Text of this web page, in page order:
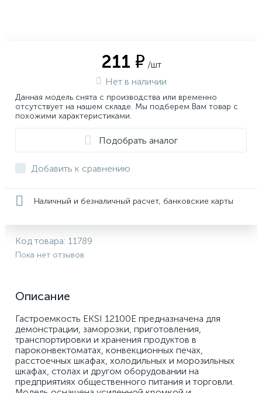
211 ₽ /шт
Нет в наличии
Данная модель снята с производства или временно
отсутствует на нашем складе. Мы подберем Вам товар с
похожими характеристиками.
Подобрать аналог
Добавить к сравнению
Наличный и безналичный расчет, банковские карты
Код товара: 11789
Пока нет отзывов
Описание
Гастроемкость EKSI 12100E предназначена для
демонстрации, заморозки, приготовления,
транспортировки и хранения продуктов в
пароконвектоматах, конвекционных печах,
расстоечных шкафах, холодильных и морозильных
шкафах, столах и другом оборудовании на
предприятиях общественного питания и торговли.